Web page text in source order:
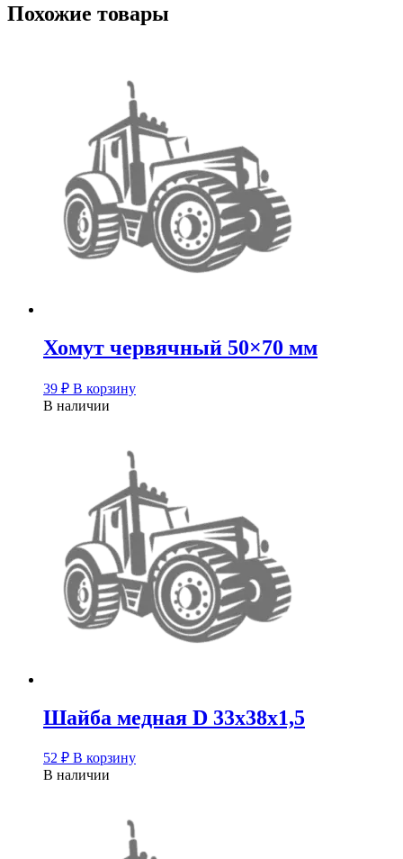
Похожие товары
Хомут червячный 50×70 мм
39 ₽ В корзину
В наличии
Шайба медная D 33х38х1,5
52 ₽ В корзину
В наличии